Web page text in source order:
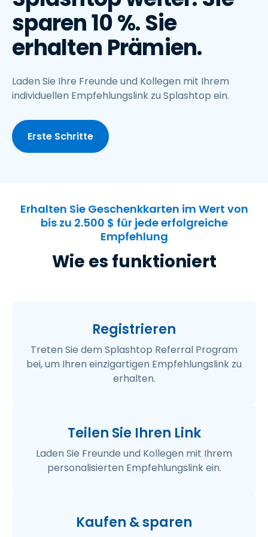
sparen 10 %. Sie
erhalten Prämien.
Laden Sie Ihre Freunde und Kollegen mit Ihrem
individuellen Empfehlungslink zu Splashtop ein.
Erste Schritte
Erhalten Sie Geschenkkarten im Wert von
bis zu 2.500 $ für jede erfolgreiche
Empfehlung
Wie es funktioniert
Registrieren
Treten Sie dem Splashtop Referral Program
bei, um Ihren einzigartigen Empfehlungslink zu
erhalten.
Teilen Sie Ihren Link
Laden Sie Freunde und Kollegen mit Ihrem
personalisierten Empfehlungslink ein.
Kaufen & sparen